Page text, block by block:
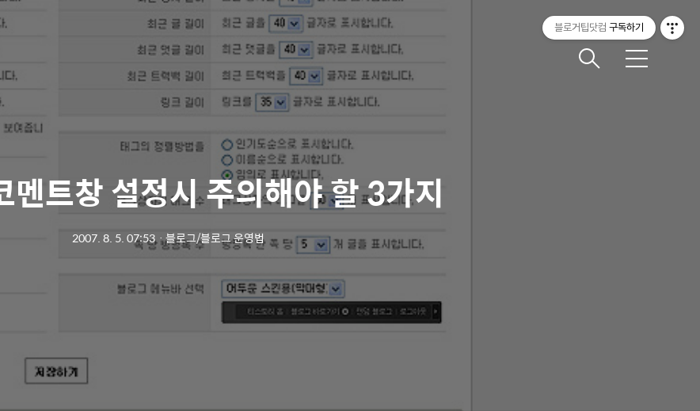
메
멘트창 설정시 주의해야 할 3가지
2007. 8. 5. 07:53ㆍ블로그/블로그 운영법
블로거팁닷컴 구독하기